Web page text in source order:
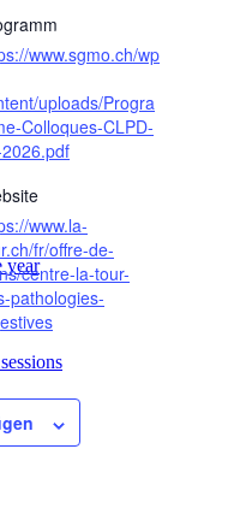
year
www.sgmo.ch/wp
uploads/Progra
Colloques-CLPD-
www.la-
fr/offre-de-
centre-la-tour-
pathologies-